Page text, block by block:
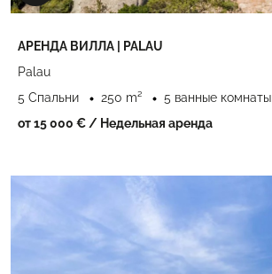
АРЕНДА ВИЛЛА | PALAU
Palau
5 Спальни
250 m²
5 ванные комнаты
от 15 000 € / Недельная аренда